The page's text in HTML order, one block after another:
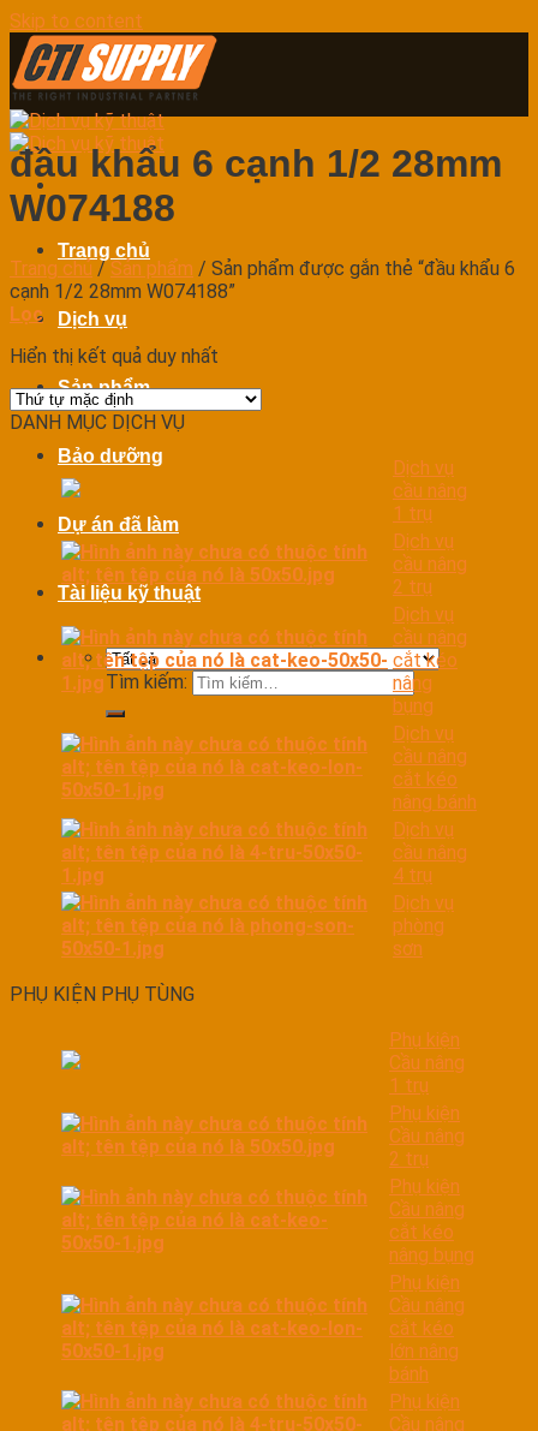
Skip to content
Trang chủ
Dịch vụ
Sản phẩm
Bảo dưỡng
Dự án đã làm
Tài liệu kỹ thuật
Tìm kiếm:
đầu khẩu 6 cạnh 1/2 28mm
W074188
Trang chủ / Sản phẩm / Sản phẩm được gắn thẻ “đầu khẩu 6
cạnh 1/2 28mm W074188”
Lọc
Hiển thị kết quả duy nhất
DANH MỤC DỊCH VỤ
Dịch vụ
cầu nâng
1 trụ
Dịch vụ
cầu nâng
2 trụ
Dịch vụ
cầu nâng
cắt kéo
nâng
bụng
Dịch vụ
cầu nâng
cắt kéo
nâng bánh
Dịch vụ
cầu nâng
4 trụ
Dịch vụ
phòng
sơn
PHỤ KIỆN PHỤ TÙNG
Phụ kiện
Cầu nâng
1 trụ
Phụ kiện
Cầu nâng
2 trụ
Phụ kiện
Cầu nâng
cắt kéo
nâng bụng
Phụ kiện
Cầu nâng
cắt kéo
lớn nâng
bánh
Phụ kiện
Cầu nâng